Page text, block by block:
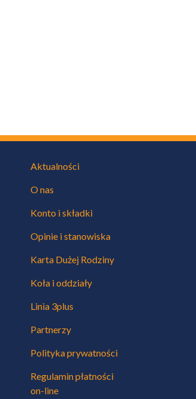
Aktualności
O nas
Konto i składki
Opinie i stanowiska
Karta Dużej Rodziny
Koła i oddziały
Linia 3plus
Partnerzy
Polityka prywatności
Regulamin płatności
on-line